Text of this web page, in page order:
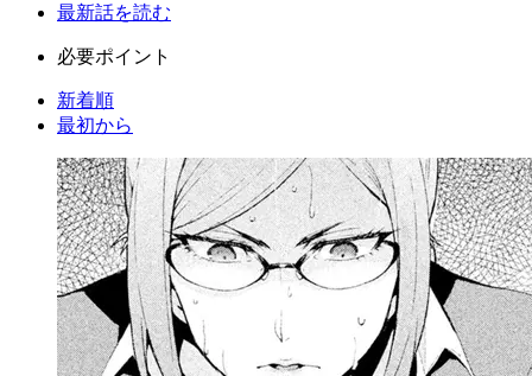
最新話を読む
必要ポイント
新着順
最初から